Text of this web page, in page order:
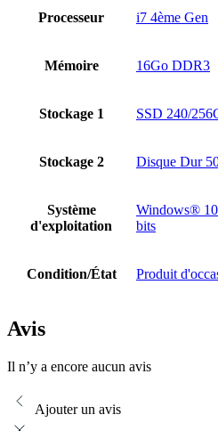
Processeur i7 4ème Gen
Mémoire 16Go DDR3
Stockage 1 SSD 240/
Stockage 2 Disque Dur
Système
d'exploitation
Windows®
bits
Condition/État Produit
Avis
Il n’y a encore aucun avis
Ajouter un avis